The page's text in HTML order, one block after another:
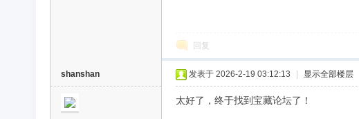
回复
shanshan 发表于 2026-2-19 03:12:13 显示全部楼层
太好了，终于找到宝藏论坛了！